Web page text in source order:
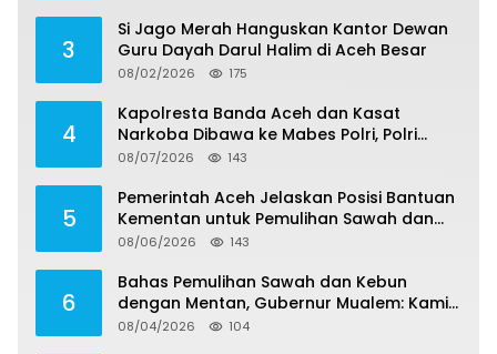
3
Si Jago Merah Hanguskan Kantor Dewan
Guru Dayah Darul Halim di Aceh Besar
08/02/2026 175
4
Kapolresta Banda Aceh dan Kasat
Narkoba Dibawa ke Mabes Polri, Polri
Tegaskan Proses Berjalan Profesional dan
08/07/2026 143
5
Pemerintah Aceh Jelaskan Posisi Bantuan
Kementan untuk Pemulihan Sawah dan
Kebun
08/06/2026 143
6
Bahas Pemulihan Sawah dan Kebun
dengan Mentan, Gubernur Mualem: Kami
Butuh Dukungan Pak Menteri
08/04/2026 104